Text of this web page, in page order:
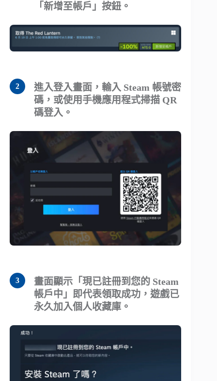
「新增至帳戶」按鈕。
進入登入畫面，輸入 Steam 帳號密
碼，或使用手機應用程式掃描 QR
碼登入。
畫面顯示「現已註冊到您的 Steam
帳戶中」即代表領取成功，遊戲已
永久加入個人收藏庫。